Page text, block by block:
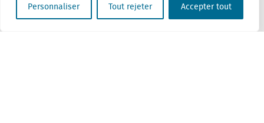
Personnaliser Tout rejeter Accepter tout